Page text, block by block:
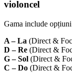
violoncel
Gama include
A – La (Direct &
D – Re (Direct &
G – Sol (Direct &
C – Do (Direct &